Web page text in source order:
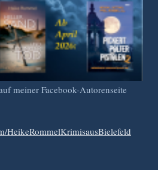
meiner Facebook-Autorenseite
HeikeRommelKrimisausBielefeld